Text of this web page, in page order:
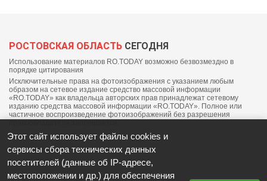
РОСТОВСКАЯ ОБЛАСТЬ СЕГОДНЯ
Использование материалов RO.TODAY возможно безвозмездно в
порядке цитирования
Исключительные права на фотоизображения с указанием любым
образом на сетевое издание средство массовой информации
«RO.TODAY» как владельца авторских прав принадлежат сетевому
изданию средства массовой информации «RO.TODAY». Полное или
частичное воспроизведение фотоизображений без разрешения
Этот сайт использует файлы cookies и
сервисы сбора технических данных
посетителей (данные об IP-адресе,
местоположении и др.) для обеспечения